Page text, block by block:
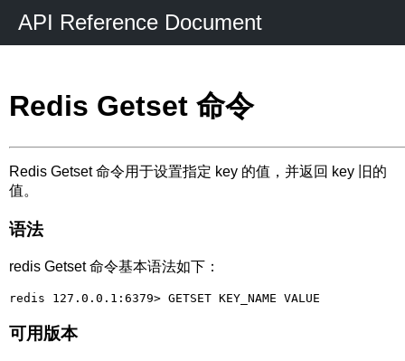
API Reference Document
Redis Getset 命令
Redis Getset 命令用于设置指定 key 的值，并返回 key 旧的
值。
语法
redis Getset 命令基本语法如下：
可用版本